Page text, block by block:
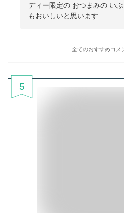
ディー限定の おつまみの い
もおいしいと思います
全てのおすすめコメ
5